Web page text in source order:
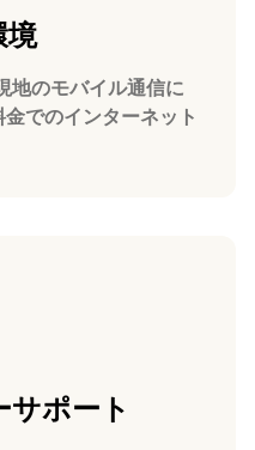
境
のモバイル通信に
でのインターネット
ポート